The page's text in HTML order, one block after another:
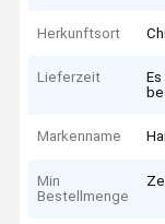
Herkunftsort
Lieferzeit
Markenname
Min
Bestellmenge